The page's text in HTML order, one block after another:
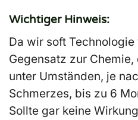
Wichtiger Hinweis:
Da wir soft
Gegensatz zur
unter Umständen, je
Schmerzes, bis zu 6
Sollte gar keine